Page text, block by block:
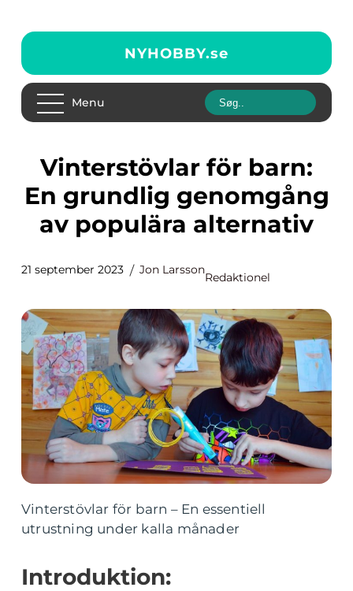
NYHOBBY.se
Menu
Vinterstövlar för barn:
En grundlig genomgång
av populära alternativ
21 september 2023 Jon Larsson
Redaktionel
Vinterstövlar för barn – En essentiell
utrustning under kalla månader
Introduktion: